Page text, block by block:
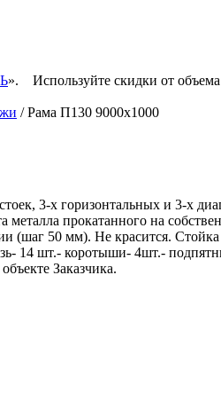
».
Используйте скидки от
/ Рама П130 9000х1000
3-х горизонтальных и 3-х
металла прокатанного на
(шаг 50 мм). Не красится.
14 шт.- коротыши- 4шт.-
Заказчика.